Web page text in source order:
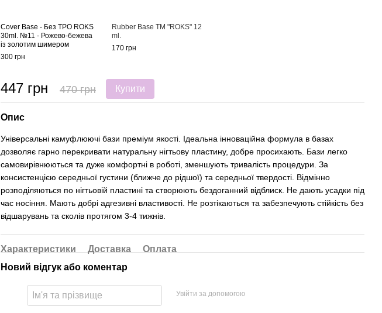
Cover Base - Без ТРО ROKS
30ml. №11 - Рожево-бежева
із золотим шимером
300 грн
Rubber Base ТМ "ROKS" 12
ml.
170 грн
447 грн 470 грн Купити
Опис
Універсальні камуфлюючі бази преміум якості. Ідеальна інноваційна формула в базах
дозволяє гарно перекривати натуральну нігтьову пластину, добре просихають. Бази легко
самовирівнюються та дуже комфортні в роботі, зменшують тривалість процедури. За
консистенцією середньої густини (ближче до рідшої) та середньої твердості. Відмінно
розподіляються по нігтьовій пластині та створюють бездоганний відблиск. Не дають усадки під
час носіння. Мають добрі адгезивні властивості. Не розтікаються та забезпечують стійкість без
відшарувань та сколів протягом 3-4 тижнів.
Характеристики Доставка
Оплата
Новий відгук або коментар
Увійти за допомогою